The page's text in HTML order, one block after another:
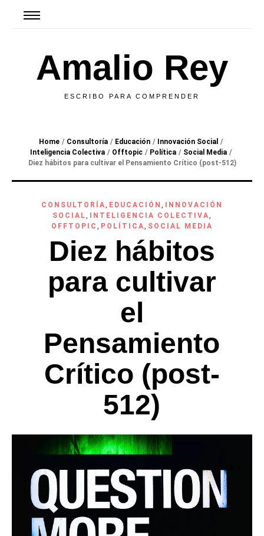
Amalio Rey
ESCRIBO PARA COMPRENDER
Home / Consultoría / Educación / Innovación Social /
Inteligencia Colectiva / Offtopic / Política / Social Media /
Diez hábitos para cultivar el Pensamiento Crítico (post-512)
CONSULTORÍA, EDUCACIÓN ,
INNOVACIÓN
SOCIAL, INTELIGENCIA COLECTIVA,
OFFTOPIC , POLÍTICA, SOCIAL MEDIA
Diez hábitos
para cultivar
el
Pensamiento
Crítico (post-
512)